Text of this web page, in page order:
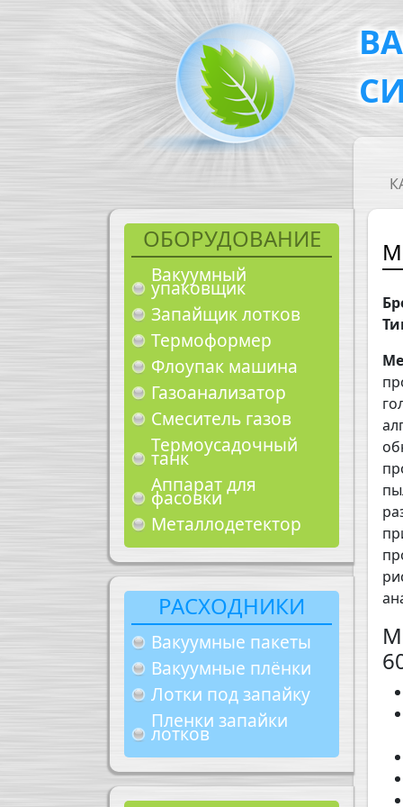
Перейти к основному содержанию
ОБОРУДОВАНИЕ
Вакуумный
упаковщик
Запайщик лотков
Термоформер
Флоупак машина
Газоанализатор
Смеситель газов
Термоусадочный
танк
Аппарат для
фасовки
Металлодетектор
РАСХОДНИКИ
Вакуумные пакеты
Вакуумные плёнки
Лотки под запайку
Пленки запайки
лотков